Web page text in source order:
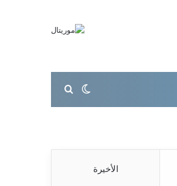
الوضع المظلم
بحث عن
الأخيرة